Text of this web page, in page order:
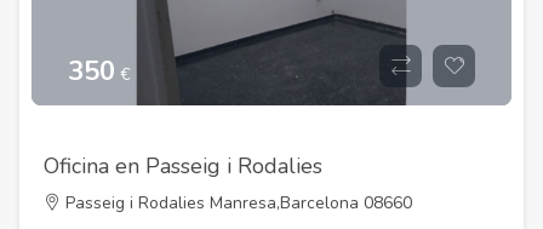
350 €
Oficina en Passeig i Rodalies
Passeig i Rodalies Manresa,Barcelona 08660